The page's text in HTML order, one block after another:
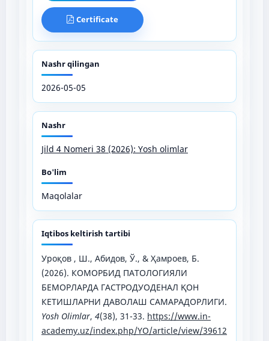
Certificate
Nashr qilingan
2026-05-05
Nashr
Jild 4 Nomeri 38 (2026): Yosh olimlar
Bo'lim
Maqolalar
Iqtibos keltirish tartibi
Уроқов , Ш., Абидов, Ў., & Ҳамроев, Б.
(2026). КОМОРБИД ПАТОЛОГИЯЛИ
БЕМОРЛАРДА ГАСТРОДУОДЕНАЛ ҚОН
КЕТИШЛАРНИ ДАВОЛАШ САМАРАДОРЛИГИ.
Yosh Olimlar, 4(38), 31-33. https://www.in-
academy.uz/index.php/YO/article/view/39612